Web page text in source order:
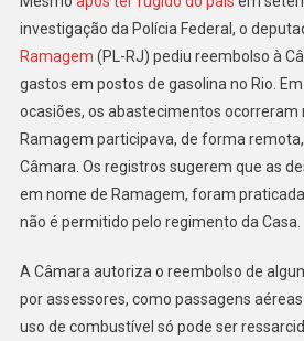
investigação da Polícia Federal, o
Ramagem (PL-RJ) pediu reembolso à
gastos em postos de gasolina no Rio.
ocasiões, os abastecimentos ocorreram
Ramagem participava, de forma
Câmara. Os registros sugerem que as
em nome de Ramagem, foram
não é permitido pelo regimento da Casa.
A Câmara autoriza o reembolso de
por assessores, como passagens
uso de combustível só pode ser